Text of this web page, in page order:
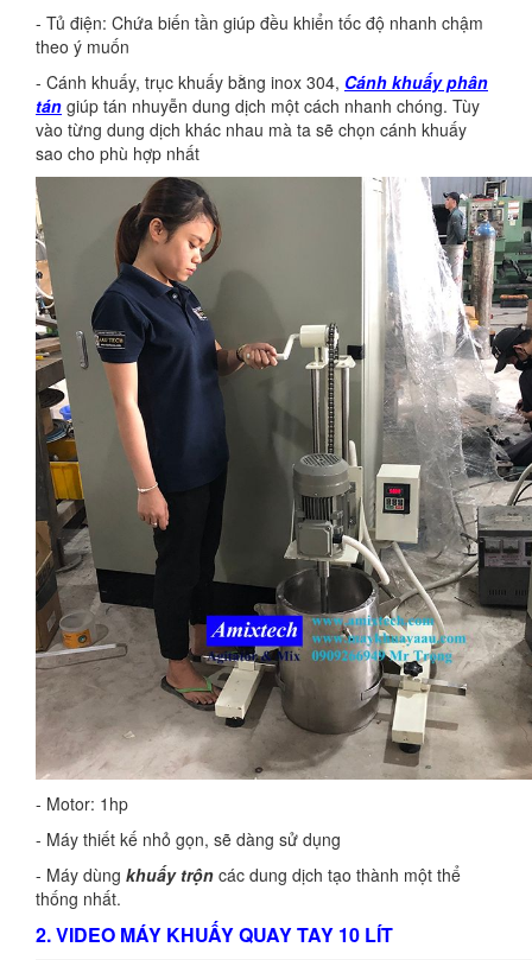
- Tủ điện: Chứa biến tần giúp đều khiển tốc độ nhanh chậm
theo ý muốn
- Cánh khuấy, trục khuấy bằng inox 304, Cánh khuấy phân
tán giúp tán nhuyễn dung dịch một cách nhanh chóng. Tùy
vào từng dung dịch khác nhau mà ta sẽ chọn cánh khuấy
sao cho phù hợp nhất
- Motor: 1hp
- Máy thiết kế nhỏ gọn, sẽ dàng sử dụng
- Máy dùng khuấy trộn các dung dịch tạo thành một thể
thống nhất.
2. VIDEO MÁY KHUẤY QUAY TAY 10 LÍT